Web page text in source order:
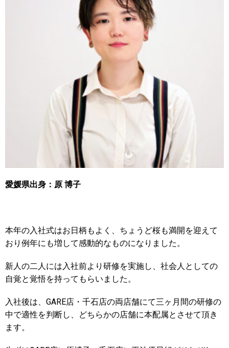
愛媛県出身：原 博子
本年の入社式はお日柄もよく、ちょうど桜も満開を迎えて
おり例年にも増して感動的なものになりました。
新人の二人には入社前より研修を実施し、社会人としての
自覚と覚悟を持ってもらいました。
入社後は、GARE店・千石店の両店舗にて三ヶ月間の研修の
中で適性を判断し、どちらかの店舗に本配属とさせて頂き
ます。